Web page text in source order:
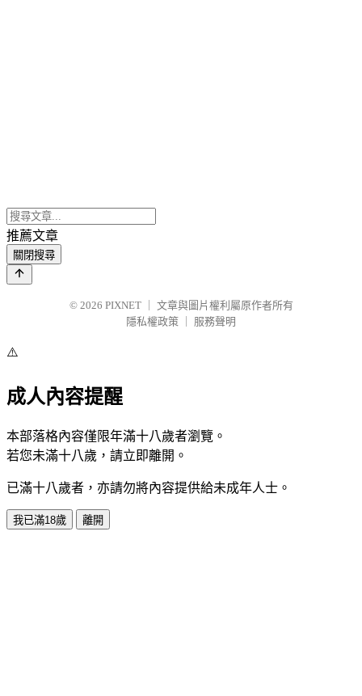
推薦文章
關閉搜尋
© 2026 PIXNET
文章與圖片權利屬原作者所有
隱私權政策
服務聲明
⚠️
成人內容提醒
本部落格內容僅限年滿十八歲者瀏覽。
若您未滿十八歲，請立即離開。
已滿十八歲者，亦請勿將內容提供給未成年人士。
我已滿18歲 離開